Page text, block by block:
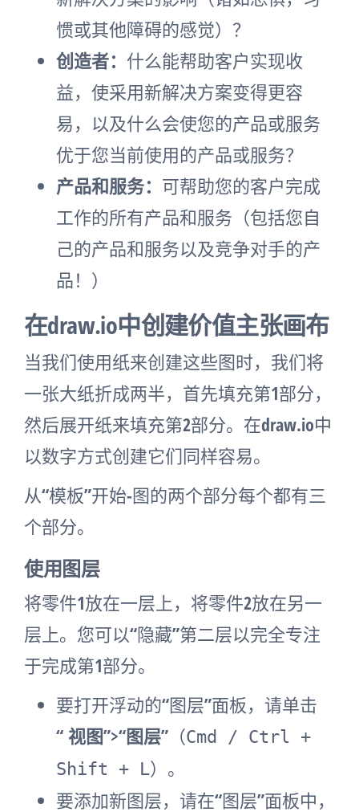
惯或其他障碍的感觉）？
创造者： 什么能帮助客户实现收
益，使采用新解决方案变得更容
易，以及什么会使您的产品或服务
优于您当前使用的产品或服务？
产品和服务： 可帮助您的客户完成
工作的所有产品和服务（包括您自
己的产品和服务以及竞争对手的产
品！）
在draw.io中创建价值主张画布
当我们使用纸来创建这些图时，我们将
一张大纸折成两半，首先填充第1部分，
然后展开纸来填充第2部分。在draw.io中
以数字方式创建它们同样容易。
从“模板”开始-图的两个部分每个都有三
个部分。
使用图层
将零件1放在一层上，将零件2放在另一
层上。您可以“隐藏”第二层以完全专注
于完成第1部分。
要打开浮动的“图层”面板，请单击
“ 视图”>“图层” （Cmd / Ctrl +
Shift + L）。
要添加新图层，请在“图层”面板中，